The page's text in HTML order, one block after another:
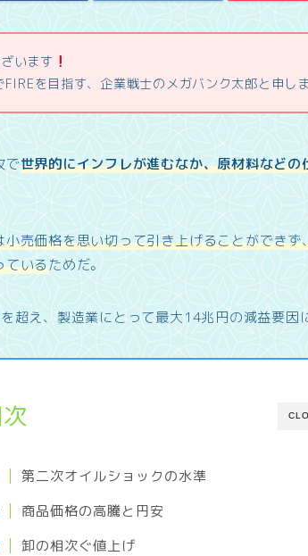
います
を目指す、企業戦士のメガバンク太郎と申し
で世界的にインフレが進むなか、原材料など
売価格を思い切って引き上げることができ
ているためだ。
超え、製造業にとって最大14兆円の減益要因
第二次オイルショックの水準
商品価格の高騰と円安
卸の相次ぐ値上げ